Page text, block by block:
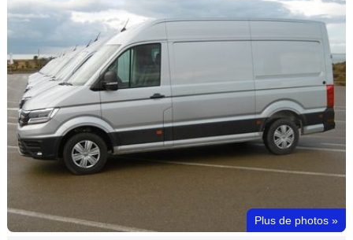
Utilitaires
Flottes
Auto
Services
Forum
Plus de photos »